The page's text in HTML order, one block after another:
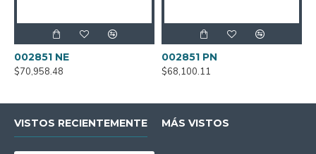
002851 NE
$70,958.48
002851 PN
$68,100.11
VISTOS RECIENTEMENTE MÁS VISTOS